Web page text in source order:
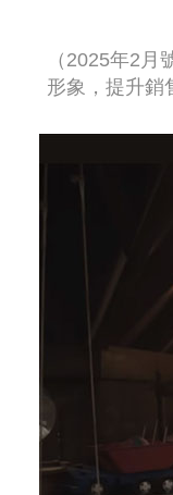
（2025年2
形象，提升銷